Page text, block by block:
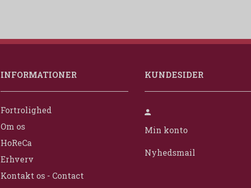
INFORMATIONER
Fortrolighed
Om os
HoReCa
Erhverv
Kontakt os - Contact
KUNDESIDER
Min konto
Nyhedsmail